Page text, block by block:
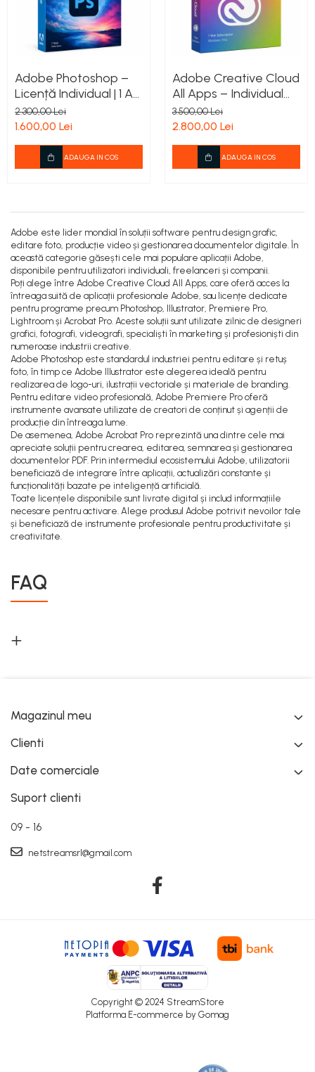
Adobe Photoshop –
Licență Individual | 1 An
pentru Windows și
Mac
2.300,00 Lei
1.600,00 Lei
ADAUGA IN COS
Adobe Creative Cloud
All Apps – Individual
|Licență 1 An pentru
Windows și Mac
3.500,00 Lei
2.800,00 Lei
ADAUGA IN COS
Adobe este lider mondial în soluții software pentru design grafic,
editare foto, producție video și gestionarea documentelor digitale. În
această categorie găsești cele mai populare aplicații Adobe,
disponibile pentru utilizatori individuali, freelanceri și companii.
Poți alege între Adobe Creative Cloud All Apps, care oferă acces la
întreaga suită de aplicații profesionale Adobe, sau licențe dedicate
pentru programe precum Photoshop, Illustrator, Premiere Pro,
Lightroom și Acrobat Pro. Aceste soluții sunt utilizate zilnic de designeri
grafici, fotografi, videografi, specialiști în marketing și profesioniști din
numeroase industrii creative.
Adobe Photoshop este standardul industriei pentru editare și retuș
foto, în timp ce Adobe Illustrator este alegerea ideală pentru
realizarea de logo-uri, ilustrații vectoriale și materiale de branding.
Pentru editare video profesională, Adobe Premiere Pro oferă
instrumente avansate utilizate de creatori de conținut și agenții de
producție din întreaga lume.
De asemenea, Adobe Acrobat Pro reprezintă una dintre cele mai
apreciate soluții pentru crearea, editarea, semnarea și gestionarea
documentelor PDF. Prin intermediul ecosistemului Adobe, utilizatorii
beneficiază de integrare între aplicații, actualizări constante și
funcționalități bazate pe inteligență artificială.
Toate licențele disponibile sunt livrate digital și includ informațiile
necesare pentru activare. Alege produsul Adobe potrivit nevoilor tale
și beneficiază de instrumente profesionale pentru productivitate și
creativitate.
FAQ
Magazinul meu
Clienti
Date comerciale
Suport clienti
09 - 16
netstreamsrl@gmail.com
Copyright © 2024 StreamStore
Platforma E-commerce by Gomag